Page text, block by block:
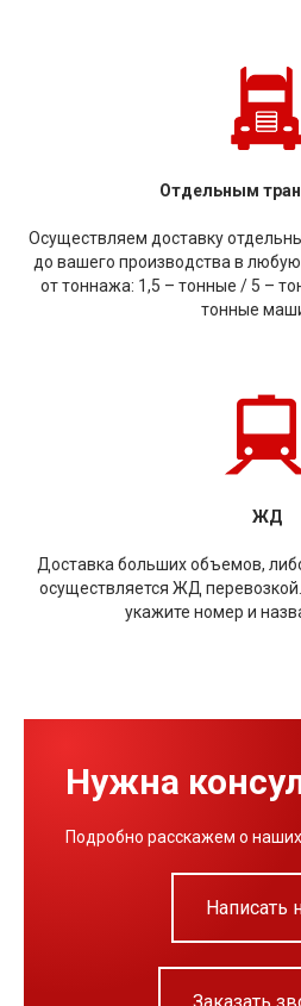
Отдельным
Осуществляем доставку
до вашего производства в
от тоннажа: 1,5 – тонные / 5 –
тонные
ЖД
Доставка больших объемов,
осуществляется ЖД
укажите номер и
Нужна
Подробно расскажем о наших
Написать